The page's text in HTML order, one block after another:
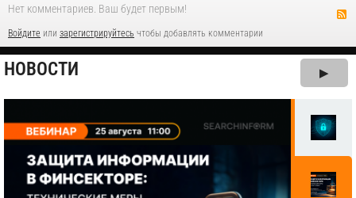
Нет комментариев. Ваш будет первым!
Войдите или зарегистрируйтесь чтобы добавлять комментарии
НОВОСТИ ▶